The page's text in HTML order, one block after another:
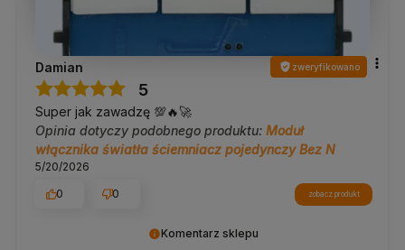
Komentarz sklepu
Damian zweryfikowano
5
Super jak zawadzę 💯🔥🚀
Opinia dotyczy podobnego produktu: Moduł
włącznika światła ściemniacz pojedynczy Bez N
5/20/2026
0
0 zobacz produkt